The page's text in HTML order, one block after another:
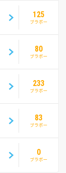
125
ブラボー
80
ブラボー
233
ブラボー
83
ブラボー
0
ブラボー